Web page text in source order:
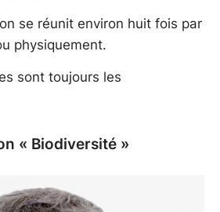
se réunit environ huit fois par
physiquement.
sont toujours les
« Biodiversité »